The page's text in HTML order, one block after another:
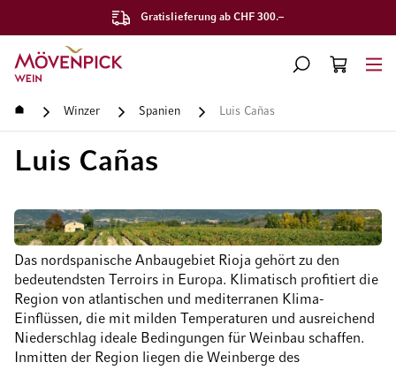
Gratislieferung ab CHF 300.–
Zur Startseite
SUCHE
WARENKORB
Startseite Winzer Spanien Luis Cañas
Luis Cañas
Das nordspanische Anbaugebiet Rioja gehört zu den
bedeutendsten Terroirs in Europa. Klimatisch profitiert die
Region von atlantischen und mediterranen Klima-
Einflüssen, die mit milden Temperaturen und ausreichend
Niederschlag ideale Bedingungen für Weinbau schaffen.
Inmitten der Region liegen die Weinberge des